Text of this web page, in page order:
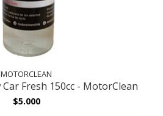
MOTORCLEAN
Fresh 150cc - MotorClean
$5.000